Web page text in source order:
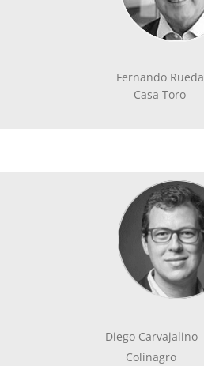
Fernando Rueda
Casa Toro
Diego Carvajalino
Colinagro